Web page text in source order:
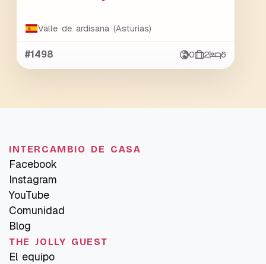
Valle de ardisana (Asturias)
#1498 0 2 6
INTERCAMBIO DE CASA
Facebook
Instagram
YouTube
Comunidad
Blog
THE JOLLY GUEST
El equipo